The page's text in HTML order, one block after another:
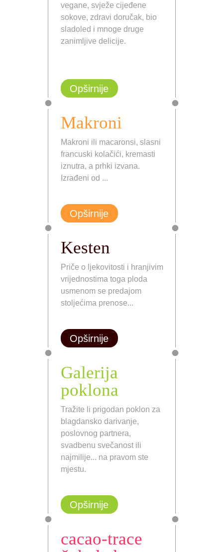
vegane, svježe cijeđene
sokove, zdravi doručak, bio
sladoled i mnoge druge
zanimljive delicije.
Opširnije
Makroni
Makroni ili macaronsi, slasni
francuski kolačići, kremasti
iznutra, a prhki izvana.
Izrađeni od ...
Opširnije
Kesten
Priče o ljekovitosti i hranjivim
vrijednostima toga ploda
usmenom se predajom
stoljećima prenose...
Opširnije
Galerija
poklona
Tražite li prigodan poklon za
blagdansko darivanje,
poslovnog partnera,
svadbenu svečanost ili
najmilije... na pravom ste
mjestu.
Opširnije
cacao-trace